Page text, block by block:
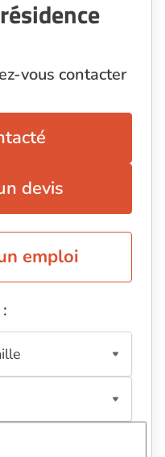
vous contacter
devis
emploi